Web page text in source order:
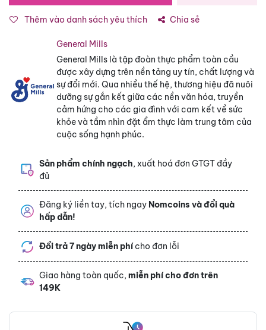
Thêm vào danh sách yêu thích Chia sẻ
General Mills
General Mills là tập đoàn thực phẩm toàn cầu
được xây dựng trên nền tảng uy tín, chất lượng và
sự đổi mới. Qua nhiều thế hệ, thương hiệu đã nuôi
dưỡng sự gắn kết giữa các nền văn hóa, truyền
cảm hứng cho các gia đình với cam kết về sức
khỏe và tầm nhìn đặt ẩm thực làm trung tâm của
cuộc sống hạnh phúc.
Sản phẩm chính ngạch, xuất hoá đơn GTGT đầy
đủ
Đăng ký liền tay, tích ngay Nomcoins và đổi quà
hấp dẫn!
Đổi trả 7 ngày miễn phícho đơn lỗi
Giao hàng toàn quốc,miễn phí cho đơn trên
149K